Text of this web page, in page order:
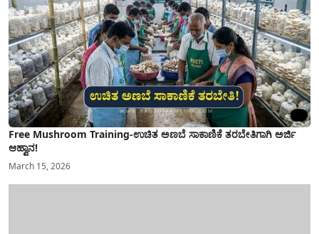
Free Mushroom Training-ಉಚಿತ ಅಣಬೆ ಸಾಕಾಣಿಕೆ ತರಬೇತಿಗಾಗಿ ಅರ್ಜಿ
ಆಹ್ವಾನ!
March 15, 2026